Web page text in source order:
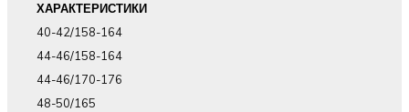
ХАРАКТЕРИСТИКИ
40-42/158-164
44-46/158-164
44-46/170-176
48-50/165